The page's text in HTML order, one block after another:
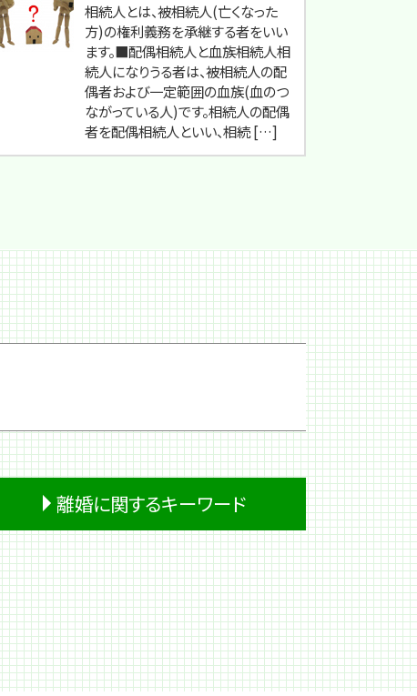
相続人とは、被相続人(亡くなった
方)の権利義務を承継する者をいい
ます。■配偶相続人と血族相続人相
続人になりうる者は、被相続人の配
偶者および一定範囲の血族(血のつ
ながっている人)です。相続人の配偶
者を配偶相続人といい、相続 […]
離婚に関するキーワード
経済的 DV
離婚 裁判費用
離婚 期間
家庭裁判所 離婚
夫 不倫
離婚 モラハラ
離婚 原因